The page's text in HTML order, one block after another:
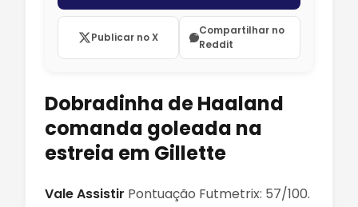
Publicar no X
Compartilhar no
Reddit
Dobradinha de Haaland
comanda goleada na
estreia em Gillette
Vale Assistir Pontuação Futmetrix: 57/100.